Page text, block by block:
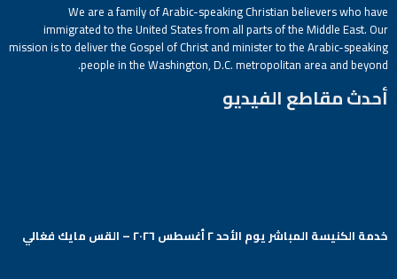
We are a family of Arabic-speaking Christian believers who have
immigrated to the United States from all parts of the Middle East. Our
mission is to deliver the Gospel of Christ and minister to the Arabic-speaking
people in the Washington, D.C. metropolitan area and beyond.
أحدث مقاطع الفيديو
خدمة الكنيسة المباشر يوم الأحد ٢ أغسطس ٢٠٢٦ – القس مايك فغالي